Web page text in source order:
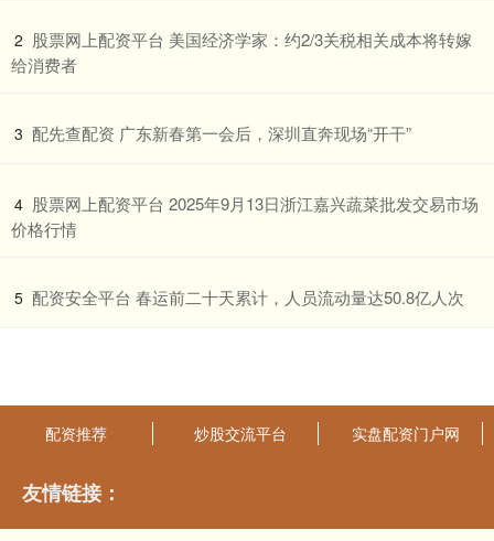
2 ​股票网上配资平台 美国经济学家：约2/3关税相关成本将转嫁
给消费者
3 ​配先查配资 广东新春第一会后，深圳直奔现场“开干”
4 ​股票网上配资平台 2025年9月13日浙江嘉兴蔬菜批发交易市场
价格行情
5 ​配资安全平台 春运前二十天累计，人员流动量达50.8亿人次
配资推荐 炒股交流平台 实盘配资门户网
友情链接：